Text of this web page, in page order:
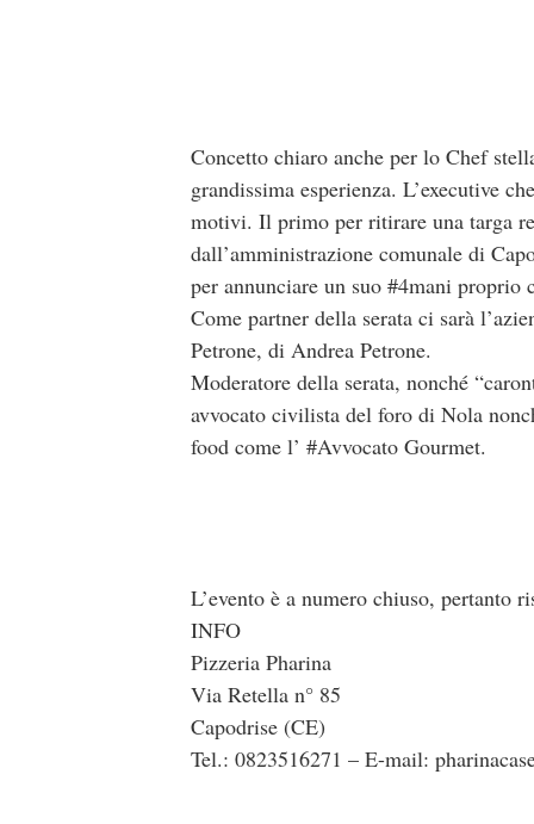
Concetto chiaro anche per lo Chef
grandissima esperienza. L’executive
motivi. Il primo per ritirare una targa
dall’amministrazione comunale di
per annunciare un suo #4mani proprio
Come partner della serata ci sarà
Petrone, di Andrea Petrone.
Moderatore della serata, nonché
avvocato civilista del foro di Nola
food come l’ #Avvocato Gourmet.
L’evento è a numero chiuso, pertanto
INFO
Pizzeria Pharina
Via Retella n° 85
Capodrise (CE)
Tel.: 0823516271 – E-mail: